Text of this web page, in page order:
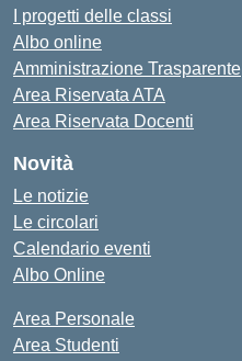
I progetti delle classi
Albo online
Amministrazione Trasparente
Area Riservata ATA
Area Riservata Docenti
Novità
Le notizie
Le circolari
Calendario eventi
Albo Online
Area Personale
Area Studenti